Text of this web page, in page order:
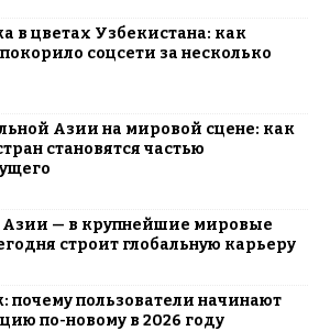
в цветах Узбекистана: как
соцсети за несколько
Азии на мировой сцене: как
становятся частью
Азии — в крупнейшие мировые
строит глобальную карьеру
почему пользователи начинают
по-новому в 2026 году